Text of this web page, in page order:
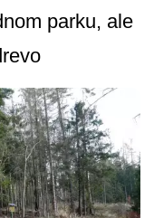
parku, ale